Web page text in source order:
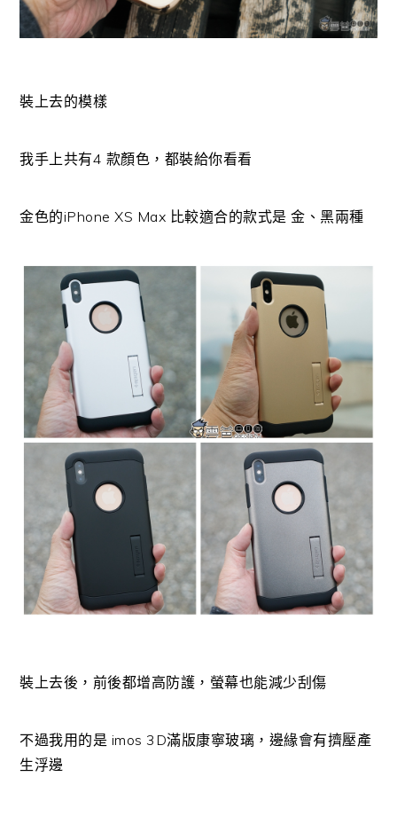
裝上去的模樣
我手上共有4 款顏色，都裝給你看看
金色的iPhone XS Max 比較適合的款式是 金、黑兩種
裝上去後，前後都增高防護，螢幕也能減少刮傷
不過我用的是 imos 3D滿版康寧玻璃，邊緣會有擠壓產
生浮邊